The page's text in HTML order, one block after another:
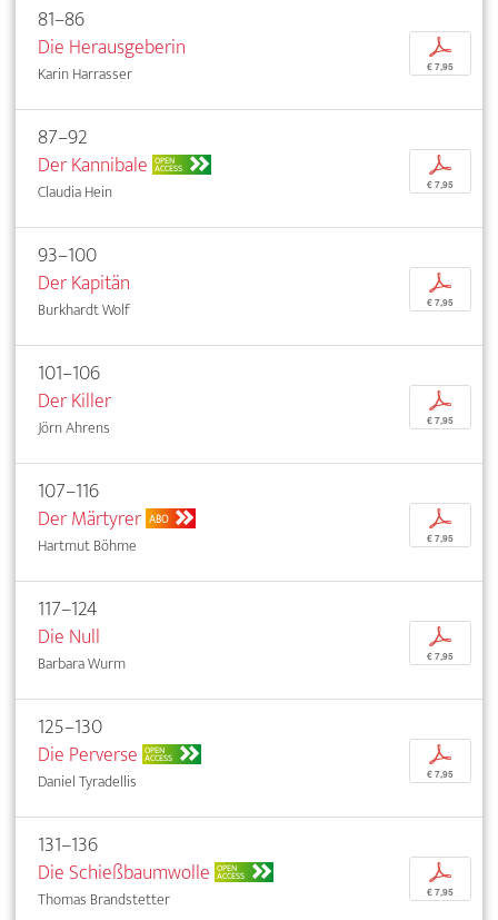
81–86
Die Herausgeberin
Karin Harrasser
p
€ 7,95
87–92
Der Kannibale OPEN
ACCESS
Claudia Hein
p
€ 7,95
93–100
Der Kapitän
Burkhardt Wolf
p
€ 7,95
101–106
Der Killer
Jörn Ahrens
p
€ 7,95
107–116
Der Märtyrer ABO
Hartmut Böhme
p
€ 7,95
117–124
Die Null
Barbara Wurm
p
€ 7,95
125–130
Die Perverse OPEN
ACCESS
Daniel Tyradellis
p
€ 7,95
131–136
Die Schießbaumwolle OPEN
ACCESS
Thomas Brandstetter
p
€ 7,95